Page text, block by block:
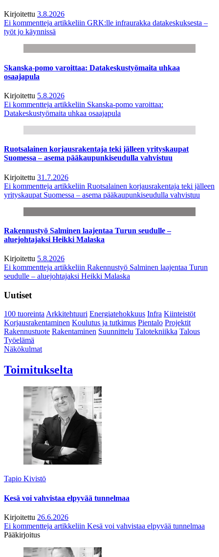
Kirjoitettu 3.8.2026
Ei kommentteja artikkeliin GRK:lle infraurakka datakeskuksesta –
työt jo käynnissä
Skanska-pomo varoittaa: Datakeskustyömaita uhkaa
osaajapula
Kirjoitettu 5.8.2026
Ei kommentteja artikkeliin Skanska-pomo varoittaa:
Datakeskustyömaita uhkaa osaajapula
Ruotsalainen korjausrakentaja teki jälleen yrityskaupat
Suomessa – asema pääkaupunkiseudulla vahvistuu
Kirjoitettu 31.7.2026
Ei kommentteja artikkeliin Ruotsalainen korjausrakentaja teki jälleen
yrityskaupat Suomessa – asema pääkaupunkiseudulla vahvistuu
Rakennustyö Salminen laajentaa Turun seudulle –
aluejohtajaksi Heikki Malaska
Kirjoitettu 5.8.2026
Ei kommentteja artikkeliin Rakennustyö Salminen laajentaa Turun
seudulle – aluejohtajaksi Heikki Malaska
Uutiset
100 tuoreintaArkkitehtuuri Energiatehokkuus Infra Kiinteistöt
Korjausrakentaminen Koulutus ja tutkimus Pientalo Projektit
Rakennustuote Rakentaminen Suunnittelu Talotekniikka Talous
Työelämä
Näkökulmat
Toimitukselta
Tapio Kivistö
Kesä voi vahvistaa elpyvää tunnelmaa
Kirjoitettu 26.6.2026
Ei kommentteja artikkeliin Kesä voi vahvistaa elpyvää tunnelmaa
Pääkirjoitus